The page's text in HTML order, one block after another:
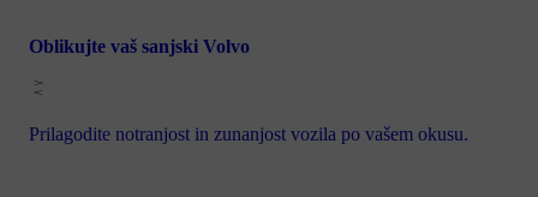
Oblikujte vaš sanjski Volvo
Prilagodite notranjost in zunanjost vozila po vašem okusu.